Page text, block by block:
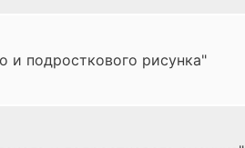
и подросткового рисунка"